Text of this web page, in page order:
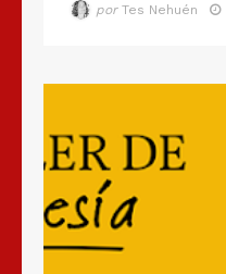
por Tes Nehuén